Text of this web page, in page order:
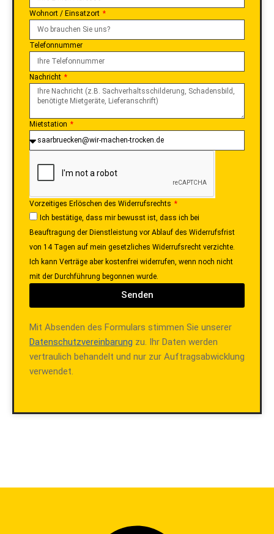
Wohnort / Einsatzort
Telefonnummer
Nachricht
Mietstation
Vorzeitiges Erlöschen des Widerrufsrechts
Ich bestätige, dass mir bewusst ist, dass ich bei
Beauftragung der Dienstleistung vor Ablauf des Widerrufsfrist
von 14 Tagen auf mein gesetzliches Widerrufsrecht verzichte.
Ich kann Verträge aber kostenfrei widerrufen, wenn noch nicht
mit der Durchführung begonnen wurde.
Senden
Mit Absenden des Formulars stimmen Sie unserer
Datenschutzvereinbarung zu. Ihr Daten werden
vertraulich behandelt und nur zur Auftragsabwicklung
verwendet.